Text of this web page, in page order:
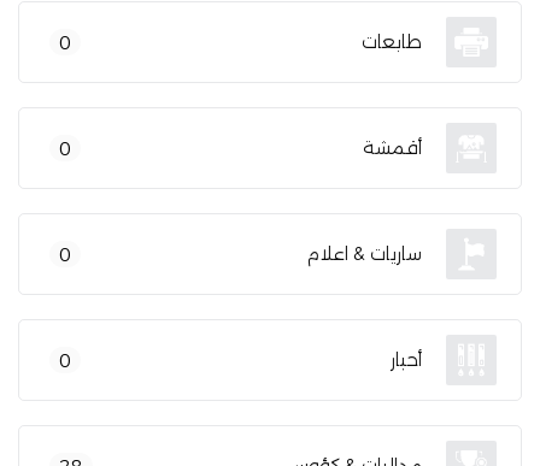
طابعات 0
أقمشة 0
ساريات & اعلام 0
أحبار 0